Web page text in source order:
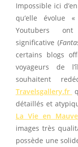
Impossible ici
qu’elle évolue
Youtubers ont
significative (
certains blogs
voyageurs de
souhaitent
Travelsgallery.fr
détaillés et
La Vie en Mauve
images très
possède une